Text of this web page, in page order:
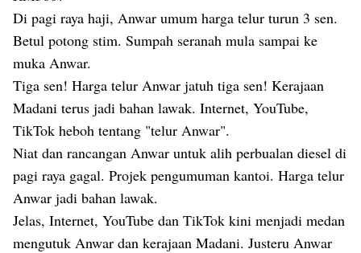
Di pagi raya haji, Anwar umum harga telur turun 3 sen.
Betul potong stim. Sumpah seranah mula sampai ke
muka Anwar.
Tiga sen! Harga telur Anwar jatuh tiga sen! Kerajaan
Madani terus jadi bahan lawak. Internet, YouTube,
TikTok heboh tentang "telur Anwar".
Niat dan rancangan Anwar untuk alih perbualan diesel di
pagi raya gagal. Projek pengumuman kantoi. Harga telur
Anwar jadi bahan lawak.
Jelas, Internet, YouTube dan TikTok kini menjadi medan
mengutuk Anwar dan kerajaan Madani. Justeru Anwar